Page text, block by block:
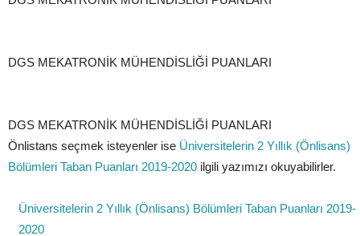
DGS MEKATRONİK MÜHENDİSLİĞİ PUANLARI
DGS MEKATRONİK MÜHENDİSLİĞİ PUANLARI
Önlistans seçmek isteyenler ise Üniversitelerin 2 Yıllık (Önlisans)
Bölümleri Taban Puanları 2019-2020 ilgili yazımızı okuyabilirler.
Üniversitelerin 2 Yıllık (Önlisans) Bölümleri Taban Puanları 2019-
2020